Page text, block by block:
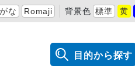
な Romaji 背景色 標準 黄
目的から探す